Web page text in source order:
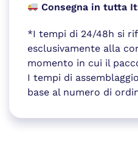
Consegna in tutta
*I tempi di 24/48h si
esclusivamente alla
momento in cui il
I tempi di
base al numero di